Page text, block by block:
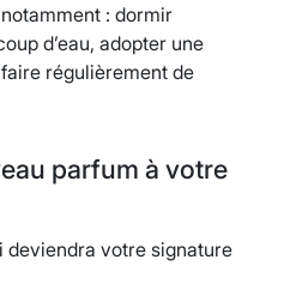
: dormir
d’eau, adopter une
régulièrement de
parfum à votre
deviendra votre signature